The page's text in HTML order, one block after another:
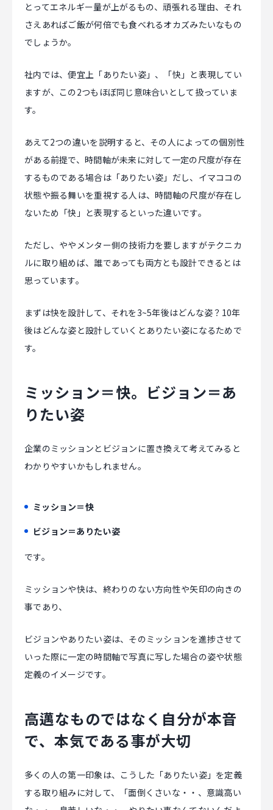
とってエネルギー量が上がるもの、頑張れる理由、それ
さえあればご飯が何倍でも食べれるオカズみたいなもの
でしょうか。
社内では、便宜上「ありたい姿」、「快」と表現してい
ますが、この2つもほぼ同じ意味合いとして扱っていま
す。
あえて2つの違いを説明すると、その人によっての個別性
がある前提で、時間軸が未来に対して一定の尺度が存在
するものである場合は「ありたい姿」だし、イマココの
状態や振る舞いを重視する人は、時間軸の尺度が存在し
ないため「快」と表現するといった違いです。
ただし、ややメンター側の技術力を要しますがテクニカ
ルに取り組めば、誰であっても両方とも設計できるとは
思っています。
まずは快を設計して、それを3~5年後はどんな姿？10年
後はどんな姿と設計していくとありたい姿になるためで
す。
ミッション＝快。ビジョン＝あ
りたい姿
企業のミッションとビジョンに置き換えて考えてみると
わかりやすいかもしれません。
ミッション＝快
ビジョン＝ありたい姿
です。
ミッションや快は、終わりのない方向性や矢印の向きの
事であり、
ビジョンやありたい姿は、そのミッションを進捗させて
いった際に一定の時間軸で写真に写した場合の姿や状態
定義のイメージです。
高邁なものではなく自分が本音
で、本気である事が大切
多くの人の第一印象は、こうした「ありたい姿」を定義
する取り組みに対して、「面倒くさいな・・、意識高い